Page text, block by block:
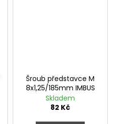
Šroub představce M
8x1,25/185mm IMBUS
Skladem
82 Kč